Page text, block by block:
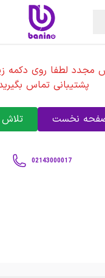
مجدد لطفا روی دکمه
پشتیبانی تماس
نخست
02143000017